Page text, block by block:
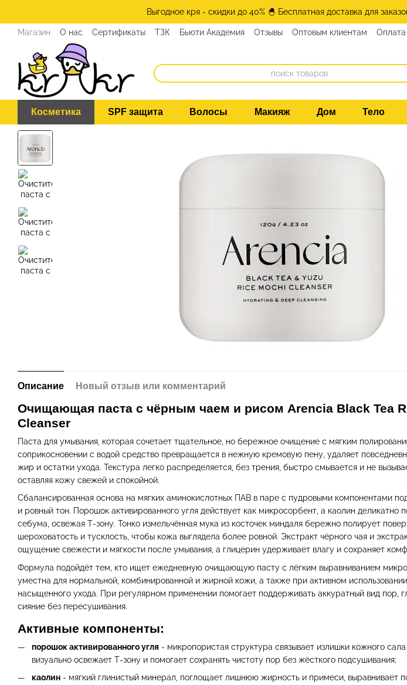
Выгодное кря - скидки до 40% 🐣 Бесплатная доставка для
Магазин О нас Сертификаты ТЗК Бьюти Академия Отзывы Оптовым клиентам Оплата
Косметика SPF защита Волосы Макияж Дом Тело
Описание Новый отзыв или комментарий
Очищающая паста с чёрным чаем и рисом Arencia Black Tea
Cleanser
Паста для умывания, которая сочетает тщательное, но бережное очищение с мягким
соприкосновении с водой средство превращается в нежную кремовую пену, удаляет
жир и остатки ухода. Текстура легко распределяется, без трения, быстро смывается и не
оставляя кожу свежей и спокойной.
Сбалансированная основа на мягких аминокислотных ПАВ в паре с пудровыми компонентами
и ровный тон. Порошок активированного угля действует как микросорбент, а каолин деликатно
себума, освежая Т-зону. Тонко измельчённая мука из косточек миндаля бережно полирует
шероховатость и тусклость, чтобы кожа выглядела более ровной. Экстракт чёрного чая и
ощущение свежести и мягкости после умывания, а глицерин удерживает влагу и сохраняет
Формула подойдёт тем, кто ищет ежедневную очищающую пасту с лёгким выравниванием
уместна для нормальной, комбинированной и жирной кожи, а также при активном
насыщенного ухода. При регулярном применении помогает поддерживать аккуратный вид пор,
сияние без пересушивания.
Активные компоненты:
порошок активированного угля - микропористая структура связывает излишки кожного сала
визуально освежает Т-зону и помогает сохранять чистоту пор без жёсткого подсушивания;
каолин - мягкий глинистый минерал, поглощает лишнюю жирность и примеси, выравнивает